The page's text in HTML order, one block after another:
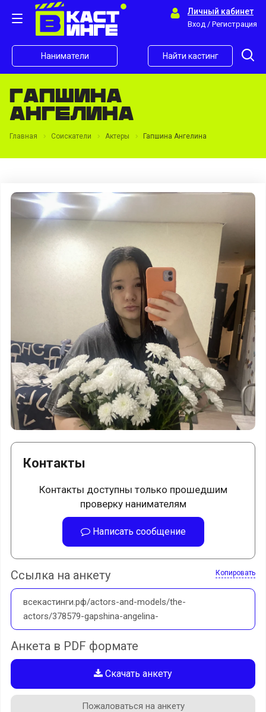
Личный кабинет
Вход / Регистрация
Наниматели Найти кастинг
Гапшина
Ангелина
Главная Соискатели Актеры Гапшина Ангелина
Контакты
Контакты доступны только прошедшим
проверку нанимателям
Написать сообщение
Ссылка на анкету Копировать
всекастинги.рф/actors-and-models/the-
actors/378579-gapshina-angelina-
Анкета в PDF формате
Скачать анкету
Пожаловаться на анкету